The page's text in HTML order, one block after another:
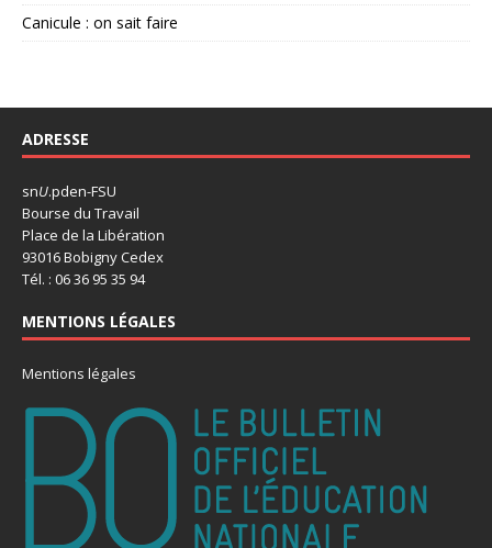
Canicule : on sait faire
ADRESSE
snU.pden-FSU
Bourse du Travail
Place de la Libération
93016 Bobigny Cedex
Tél. : 06 36 95 35 94
MENTIONS LÉGALES
Mentions légales